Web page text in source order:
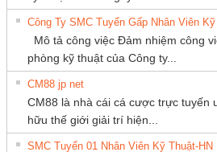
– PSR-
SCP-
FSP/2X1/1X2
sát chuỗi
tấm pin
16I+
TRANSCLINIC 16I+
1K5 L (2433950000)
Bộ chỉnh lưu nguồn
điện TRANSCLINIC
BKE 1K5.4
DỊCH VỤ KỸ
THUẬT ĐIỆN CƠ
GIA HƯNG PHÁT
NGHIỆP NIHON
SETSUBI VIỆT
NAM
Tan Dong Cang
company LTD
Thiết Bị Điện Nam
Quốc Thịnh
Mô tả công việc Đảm nhiệm công
phòng kỹ thuật của Công ty...
CM88 jp net
CM88 là nhà cái cá cược trực tuyến
hữu thế giới giải trí hiện...
SMC Tuyển 01 Nhân Viên Kỹ Thuật-HN